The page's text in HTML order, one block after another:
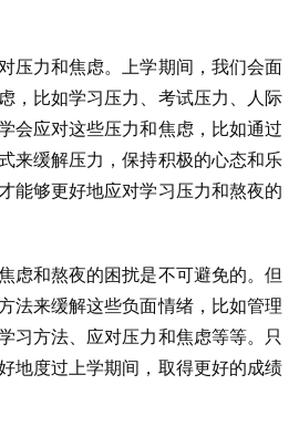
压力和焦虑。上学期间，我们会面
，比如学习压力、考试压力、人际
会应对这些压力和焦虑，比如通过
来缓解压力，保持积极的心态和乐
能够更好地应对学习压力和熬夜的
虑和熬夜的困扰是不可避免的。但
法来缓解这些负面情绪，比如管理
习方法、应对压力和焦虑等等。只
地度过上学期间，取得更好的成绩